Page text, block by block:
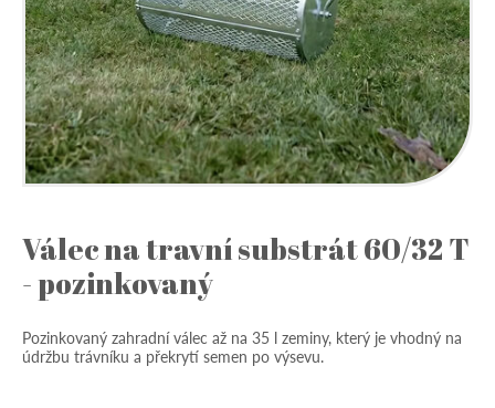
Válec na travní substrát 60/32 T
- pozinkovaný
Pozinkovaný zahradní válec až na 35 l zeminy, který je vhodný na
údržbu trávníku a překrytí semen po výsevu.